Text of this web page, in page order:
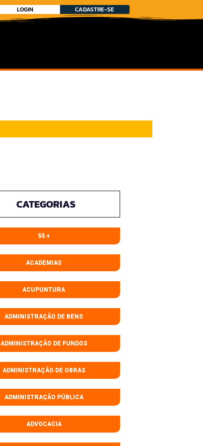
LOGIN CADASTRE-SE
CATEGORIAS
55 +
ACADEMIAS
ACUPUNTURA
ADMINISTRAÇÃO DE BENS
ADMINISTRAÇÃO DE FUNDOS
ADMINISTRAÇÃO DE OBRAS
ADMINISTRAÇÃO PÚBLICA
ADVOCACIA